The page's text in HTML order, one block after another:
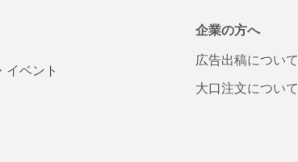
イベント
企業の方へ
広告出稿について
大口注文について